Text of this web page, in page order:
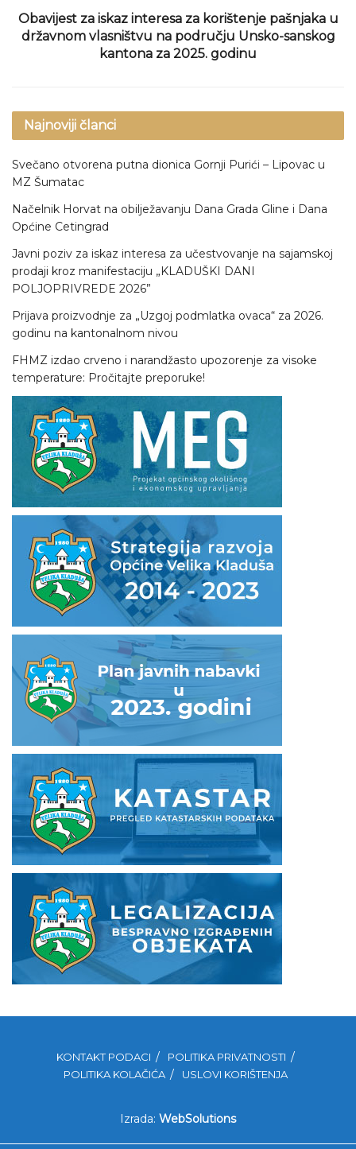
Obavijest za iskaz interesa za korištenje pašnjaka u
državnom vlasništvu na području Unsko-sanskog
kantona za 2025. godinu
Najnoviji članci
Svečano otvorena putna dionica Gornji Purići – Lipovac u
MZ Šumatac
Načelnik Horvat na obilježavanju Dana Grada Gline i Dana
Općine Cetingrad
Javni poziv za iskaz interesa za učestvovanje na sajamskoj
prodaji kroz manifestaciju „KLADUŠKI DANI
POLJOPRIVREDE 2026”
Prijava proizvodnje za „Uzgoj podmlatka ovaca“ za 2026.
godinu na kantonalnom nivou
FHMZ izdao crveno i narandžasto upozorenje za visoke
temperature: Pročitajte preporuke!
KONTAKT PODACI
POLITIKA PRIVATNOSTI
POLITIKA KOLAČIĆA
USLOVI KORIŠTENJA
Izrada: WebSolutions